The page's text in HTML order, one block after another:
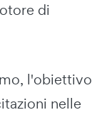
di
l'obiettivo
nelle